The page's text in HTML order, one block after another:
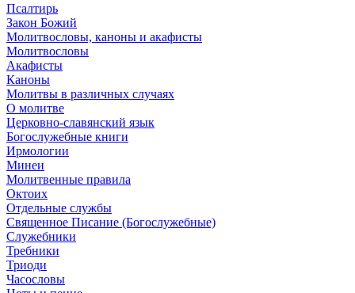
Псалтирь
Закон Божий
Молитвословы, каноны и акафисты
Молитвословы
Акафисты
Каноны
Молитвы в различных случаях
О молитве
Церковно-славянский язык
Богослужебные книги
Ирмологии
Минеи
Молитвенные правила
Октоих
Отдельные службы
Священное Писание (Богослужебные)
Служебники
Требники
Триоди
Часословы